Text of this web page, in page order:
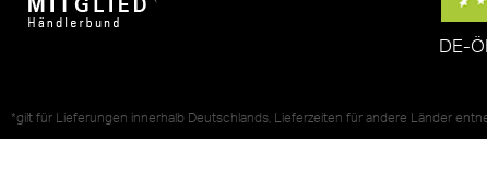
DE-
*gilt für Lieferungen innerhalb Deutschlands, Lieferzeiten für andere Länder